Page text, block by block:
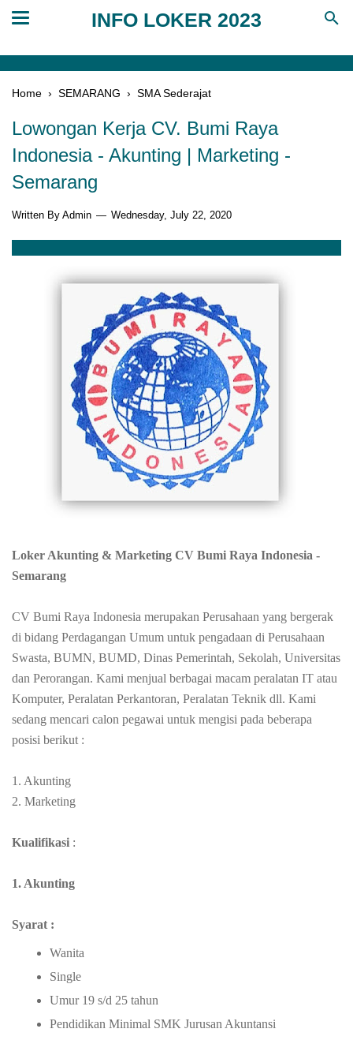
INFO LOKER 2023
Home › SEMARANG › SMA Sederajat
Lowongan Kerja CV. Bumi Raya
Indonesia - Akunting | Marketing -
Semarang
Written By Admin Wednesday, July 22, 2020
Loker Akunting & Marketing CV Bumi Raya Indonesia -
Semarang
CV Bumi Raya Indonesia merupakan Perusahaan yang bergerak
di bidang Perdagangan Umum untuk pengadaan di Perusahaan
Swasta, BUMN, BUMD, Dinas Pemerintah, Sekolah, Universitas
dan Perorangan. Kami menjual berbagai macam peralatan IT atau
Komputer, Peralatan Perkantoran, Peralatan Teknik dll. Kami
sedang mencari calon pegawai untuk mengisi pada beberapa
posisi berikut :
1. Akunting
2. Marketing
Kualifikasi :
1. Akunting
Syarat :
Wanita
Single
Umur 19 s/d 25 tahun
Pendidikan Minimal SMK Jurusan Akuntansi